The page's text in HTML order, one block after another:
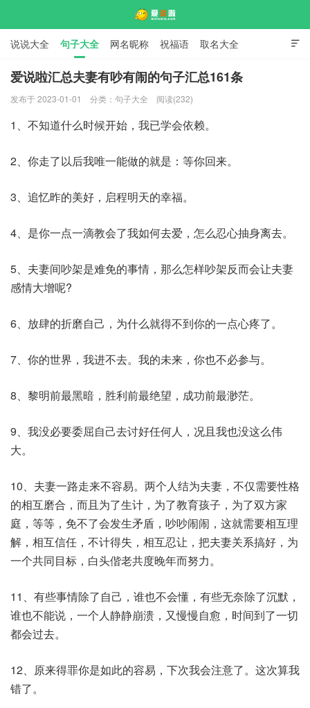

说说大全 句子大全 网名昵称 祝福语 取名大全
标语口号 签名大全
爱说啦汇总夫妻有吵有闹的句子汇总161条
发布于 2023-01-01 分类： 句子大全 阅读(232)
1、不知道什么时候开始，我已学会依赖。
2、你走了以后我唯一能做的就是：等你回来。
3、追忆昨的美好，启程明天的幸福。
4、是你一点一滴教会了我如何去爱，怎么忍心抽身离去。
5、夫妻间吵架是难免的事情，那么怎样吵架反而会让夫妻
感情大增呢?
6、放肆的折磨自己，为什么就得不到你的一点心疼了。
7、你的世界，我进不去。我的未来，你也不必参与。
8、黎明前最黑暗，胜利前最绝望，成功前最渺茫。
9、我没必要委屈自己去讨好任何人，况且我也没这么伟
大。
10、夫妻一路走来不容易。两个人结为夫妻，不仅需要性格
的相互磨合，而且为了生计，为了教育孩子，为了双方家
庭，等等，免不了会发生矛盾，吵吵闹闹，这就需要相互理
解，相互信任，不计得失，相互忍让，把夫妻关系搞好，为
一个共同目标，白头偕老共度晚年而努力。
11、有些事情除了自己，谁也不会懂，有些无奈除了沉默，
谁也不能说，一个人静静崩溃，又慢慢自愈，时间到了一切
都会过去。
12、原来得罪你是如此的容易，下次我会注意了。这次算我
错了。